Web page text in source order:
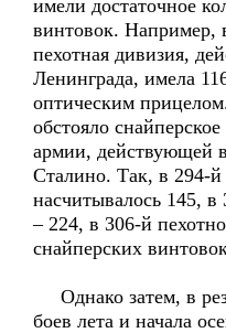
имели достаточное
винтовок. Например,
пехотная дивизия,
Ленинграда, имела
оптическим
обстояло
армии, действующей
Сталино. Так, в 294-й
насчитывалось 145,
– 224, в 306-й
снайперских
Однако затем, в
боев лета и начала